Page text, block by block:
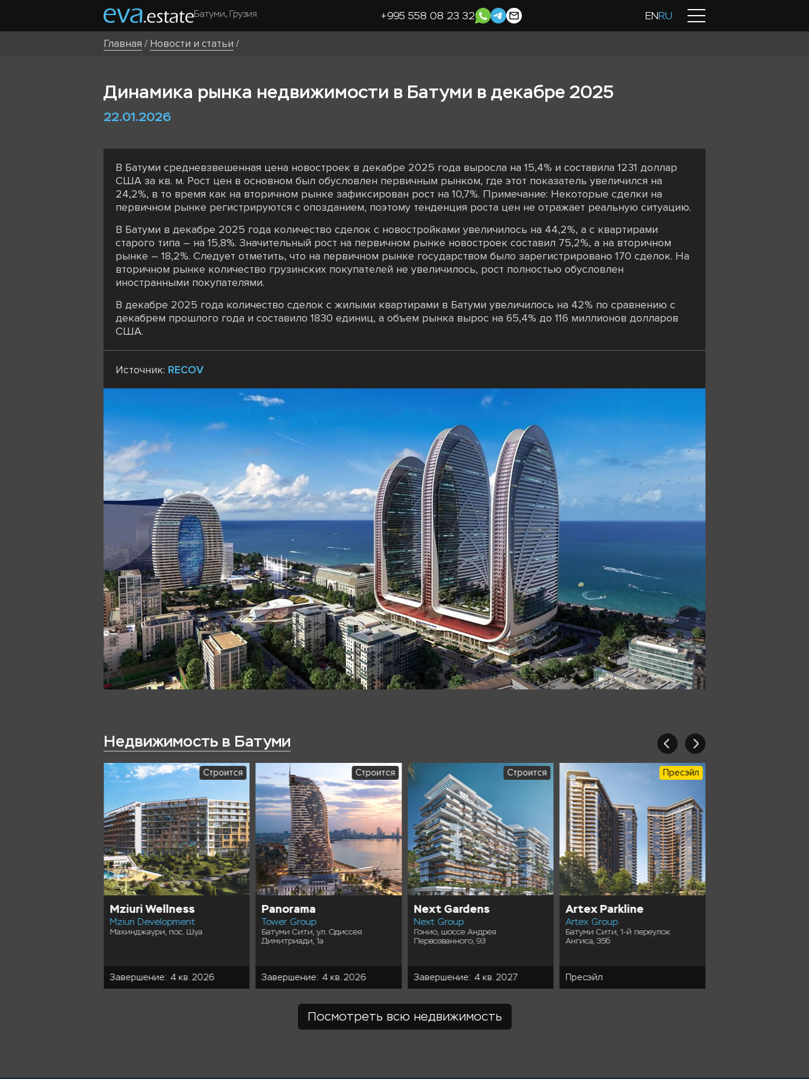
Батуми, Грузия +995 558 08 23 32 ENRU
Главная / Новости и статьи /
Динамика рынка недвижимости в Батуми в декабре 2025
22.01.2026
В Батуми средневзвешенная цена новостроек в декабре 2025 года выросла на 15,4% и составила 1231 доллар
США за кв. м. Рост цен в основном был обусловлен первичным рынком, где этот показатель увеличился на
24,2%, в то время как на вторичном рынке зафиксирован рост на 10,7%. Примечание: Некоторые сделки на
первичном рынке регистрируются с опозданием, поэтому тенденция роста цен не отражает реальную ситуацию.
В Батуми в декабре 2025 года количество сделок с новостройками увеличилось на 44,2%, а с квартирами
старого типа – на 15,8%. Значительный рост на первичном рынке новостроек составил 75,2%, а на вторичном
рынке – 18,2%. Следует отметить, что на первичном рынке государством было зарегистрировано 170 сделок. На
вторичном рынке количество грузинских покупателей не увеличилось, рост полностью обусловлен
иностранными покупателями.
В декабре 2025 года количество сделок с жилыми квартирами в Батуми увеличилось на 42% по сравнению с
декабрем прошлого года и составило 1830 единиц, а объем рынка вырос на 65,4% до 116 миллионов долларов
США.
Источник: RECOV
Недвижимость в Батуми
Строится
Mziuri Wellness
Mziuri Development
Махинджаури, пос. Шуа
Завершение: 4 кв. 2026
Строится
Panorama
Tower Group
Батуми Сити, ул. Одиссея
Димитриади, 1а
Завершение: 4 кв. 2026
Строится
Next Gardens
Next Group
Гонио, шоссе Андрея
Первозванного, 93
Завершение: 4 кв. 2027
Пресэйл
Artex Parkline
Artex Group
Батуми Сити, 1-й переулок
Ангиса, 35б
Пресэйл
Посмотреть всю недвижимость